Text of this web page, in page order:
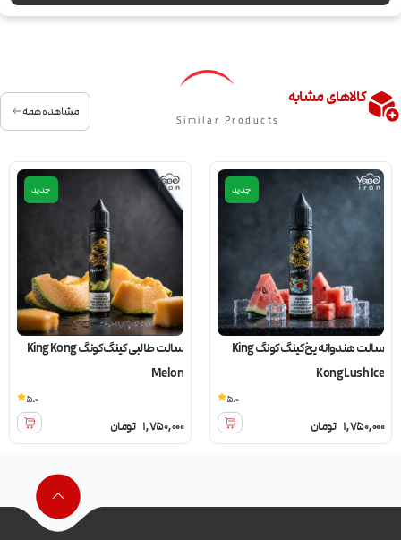
کالاهای مشابه
Similar Products
مشاهده همه
جدید
سالت هندوانه یخ کینگ کونگ King
Kong Lush Ice
1,750,000 تومان
5.0
جدید
سالت طالبی کینگ کونگ King Kong
Melon
1,750,000 تومان
5.0